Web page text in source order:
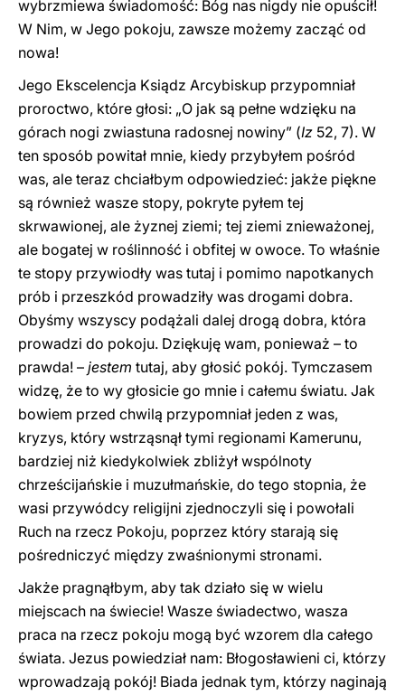
wybrzmiewa świadomość: Bóg nas nigdy nie opuścił!
W Nim, w Jego pokoju, zawsze możemy zacząć od
nowa!
Jego Ekscelencja Ksiądz Arcybiskup przypomniał
proroctwo, które głosi: „O jak są pełne wdzięku na
górach nogi zwiastuna radosnej nowiny” (Iz 52, 7). W
ten sposób powitał mnie, kiedy przybyłem pośród
was, ale teraz chciałbym odpowiedzieć: jakże piękne
są również wasze stopy, pokryte pyłem tej
skrwawionej, ale żyznej ziemi; tej ziemi znieważonej,
ale bogatej w roślinność i obfitej w owoce. To właśnie
te stopy przywiodły was tutaj i pomimo napotkanych
prób i przeszkód prowadziły was drogami dobra.
Obyśmy wszyscy podążali dalej drogą dobra, która
prowadzi do pokoju. Dziękuję wam, ponieważ – to
prawda! – jestem tutaj, aby głosić pokój. Tymczasem
widzę, że to wy głosicie go mnie i całemu światu. Jak
bowiem przed chwilą przypomniał jeden z was,
kryzys, który wstrząsnął tymi regionami Kamerunu,
bardziej niż kiedykolwiek zbliżył wspólnoty
chrześcijańskie i muzułmańskie, do tego stopnia, że
wasi przywódcy religijni zjednoczyli się i powołali
Ruch na rzecz Pokoju, poprzez który starają się
pośredniczyć między zwaśnionymi stronami.
Jakże pragnąłbym, aby tak działo się w wielu
miejscach na świecie! Wasze świadectwo, wasza
praca na rzecz pokoju mogą być wzorem dla całego
świata. Jezus powiedział nam: Błogosławieni ci, którzy
wprowadzają pokój! Biada jednak tym, którzy naginają